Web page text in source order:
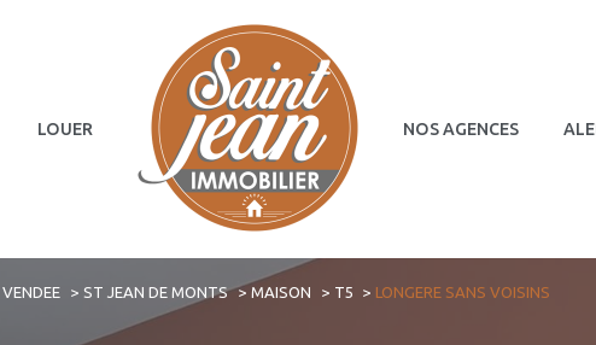
Terrains
LOUER NOS AGENCES
VENDEE ST JEAN DE MONTS MAISON T5 LONGERE SANS VOISINS